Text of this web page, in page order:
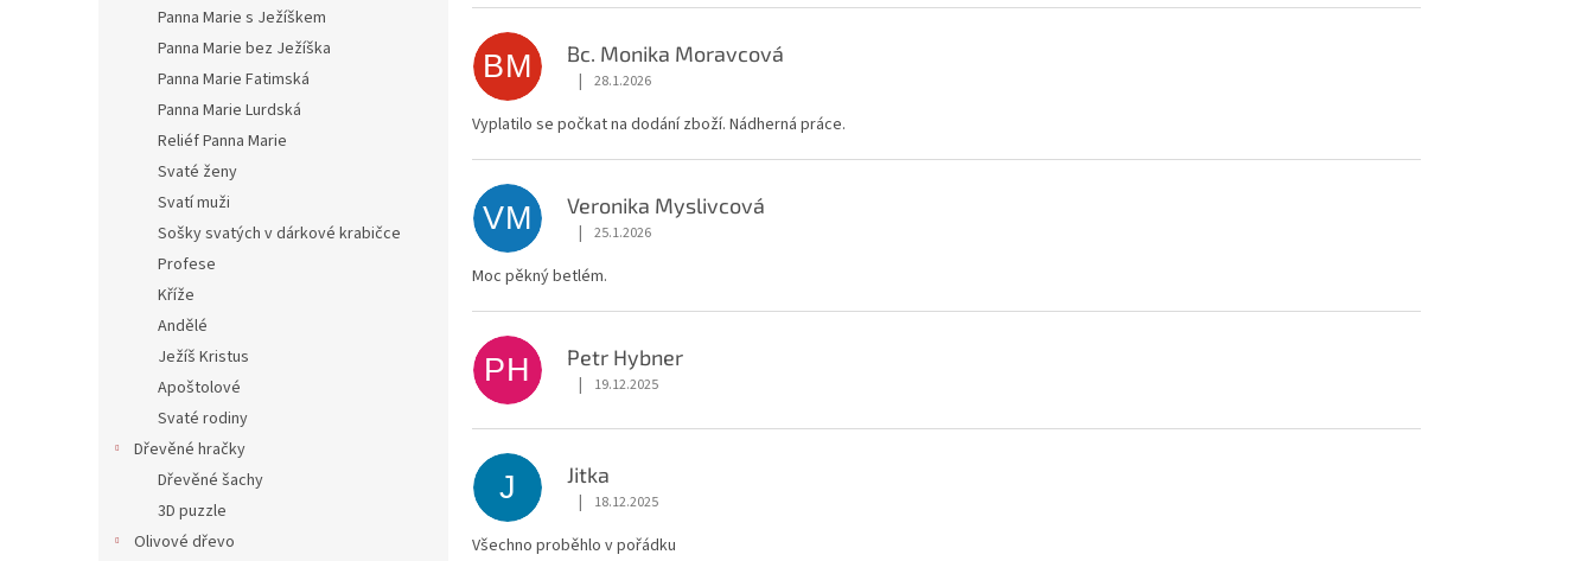
Panna Marie s Ježíškem
Panna Marie bez Ježíška
Panna Marie Fatimská
Panna Marie Lurdská
Reliéf Panna Marie
Svaté ženy
Svatí muži
Sošky svatých v dárkové krabičce
Profese
Kříže
Andělé
Ježíš Kristus
Apoštolové
Svaté rodiny
Dřevěné hračky
Dřevěné šachy
3D puzzle
Olivové dřevo
BM Bc. Monika Moravcová
Hodnocení obchodu je 5 z 5 hvězdiček.
| 28.1.2026
Vyplatilo se počkat na dodání zboží. Nádherná práce.
VM Veronika Myslivcová
Hodnocení obchodu je 5 z 5 hvězdiček.
| 25.1.2026
Moc pěkný betlém.
PH Petr Hybner
Hodnocení obchodu je 5 z 5 hvězdiček.
| 19.12.2025
J Jitka
Hodnocení obchodu je 5 z 5 hvězdiček.
| 18.12.2025
Všechno proběhlo v pořádku